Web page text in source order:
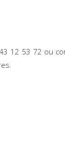
12 53 72 ou